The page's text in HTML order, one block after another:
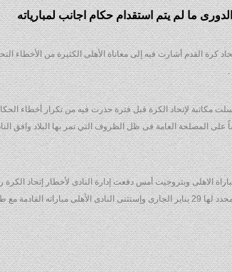
ما لم يتم استقدام حكام اجانب لمبارياته
كرة القدم أشارت فيه إلى معاناة الأهلى الكثيرة من الأخطاء
.
مكاتبة لإتحاد الكرة قبل فترة حذرت فيه من تكرار أخطاء
المصلحة العامة فى ظل الظروف التي تمر بها البلاد وافق
الاهلى وبتروجيت أمس دفعت إدارة النادى لأخطار إتحاد
لإستقدام طاقم تحكيم أجنبى .